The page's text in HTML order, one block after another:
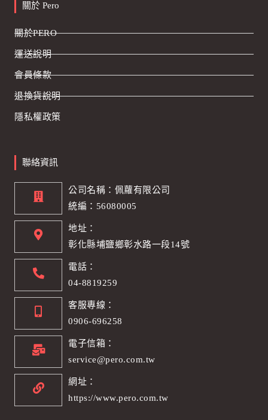
關於 Pero
關於PERO
運送說明
會員條款
退換貨說明
隱私權政策
聯絡資訊
公司名稱：佩蘿有限公司
統編：56080005
地址：
彰化縣埔鹽鄉彰水路一段14號
電話：
04-8819259
客服專線：
0906-696258
電子信箱：
service@pero.com.tw
網址：
https://www.pero.com.tw